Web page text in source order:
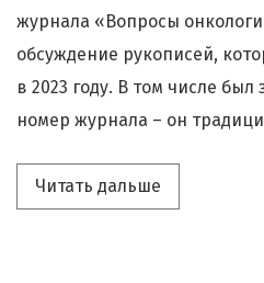
журнала «Вопросы
обсуждение рукописей,
в 2023 году. В том числе
номер журнала – он
Читать дальше